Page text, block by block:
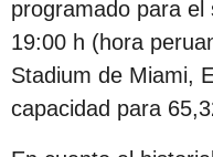
programado para el
19:00 h (hora
Stadium de Miami,
capacidad para